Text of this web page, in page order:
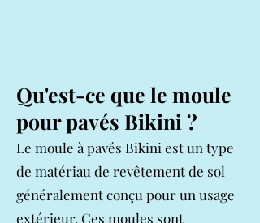
Qu'est-ce que le moule
pour pavés Bikini ?
Le moule à pavés Bikini est un type
de matériau de revêtement de sol
généralement conçu pour un usage
extérieur. Ces moules sont